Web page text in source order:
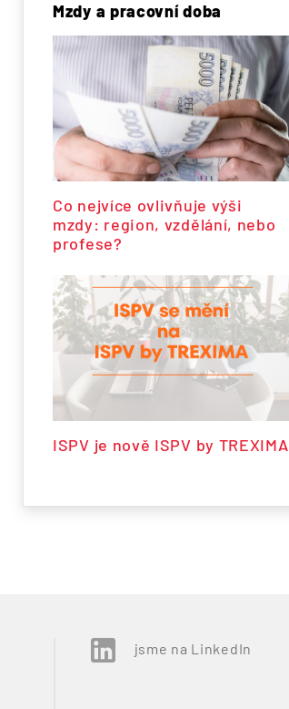
Mzdy a pracovní doba
Co nejvíce ovlivňuje výši
mzdy: region, vzdělání, nebo
profese?
ISPV je nově ISPV by TREXIMA
jsme na LinkedIn